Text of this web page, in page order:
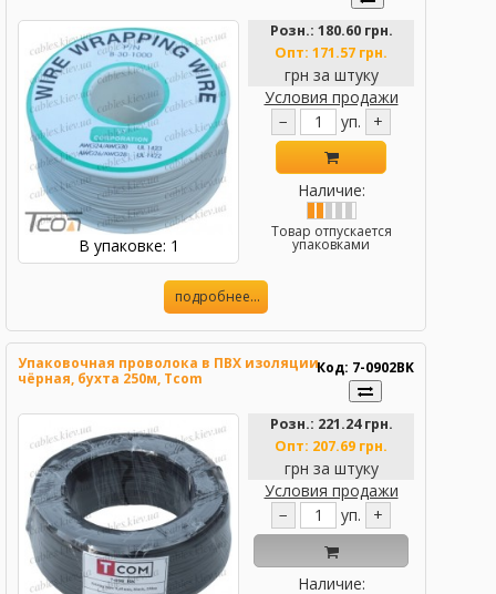
В упаковке: 1
Розн.: 180.60 грн.
Опт: 171.57 грн.
грн за штуку
Условия продажи
−
уп. +
Наличие:
Товар отпускается
упаковками
подробнее...
Упаковочная проволока в ПВХ изоляции
чёрная, бухта 250м, Tcom
Код: 7-0902BK
Розн.: 221.24 грн.
Опт: 207.69 грн.
грн за штуку
Условия продажи
−
уп. +
Наличие: